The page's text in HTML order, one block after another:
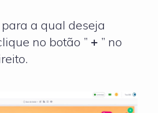
a qual deseja
no botão ” + ” no